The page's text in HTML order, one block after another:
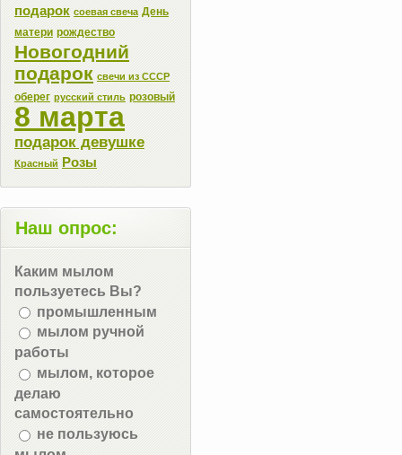
подарок соевая свеча День
матери рождество
Новогодний
подарок свечи из СССР
оберег русский стиль розовый
8 марта
подарок девушке
Красный Розы
Наш опрос:
Каким мылом
пользуетесь Вы?
промышленным
мылом ручной
работы
мылом, которое
делаю
самостоятельно
не пользуюсь